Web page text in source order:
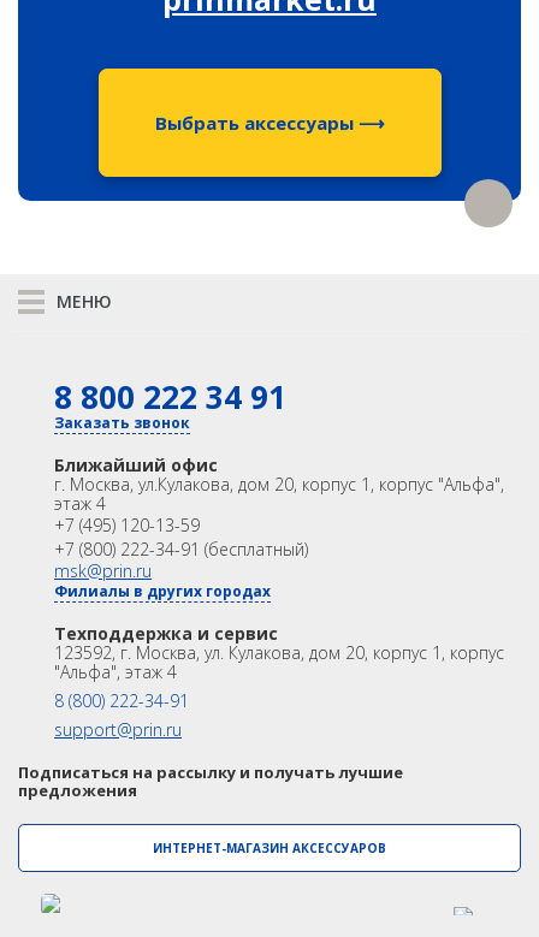
Выбрать аксессуары ⟶
8 800 222 34 91
Заказать звонок
Ближайший офис
г. Москва, ул.Кулакова, дом 20, корпус 1, корпус "Альфа",
этаж 4
+7 (495) 120-13-59
+7 (800) 222-34-91 (бесплатный)
msk@prin.ru
Филиалы в других городах
Техподдержка и сервис
123592, г. Москва, ул. Кулакова, дом 20, корпус 1, корпус
"Альфа", этаж 4
8 (800) 222-34-91
support@prin.ru
МЕНЮ
КАТАЛОГ
GNSS
Модемы
Программы
Аксеcсуары
Распродажа
ИНФОРМАЦИЯ
Акции
Техподдержка и сервис
Университет
Партнёрам
О Компании
Подписаться на рассылку и получать лучшие
предложения
ИНТЕРНЕТ-МАГАЗИН АКСЕССУАРОВ